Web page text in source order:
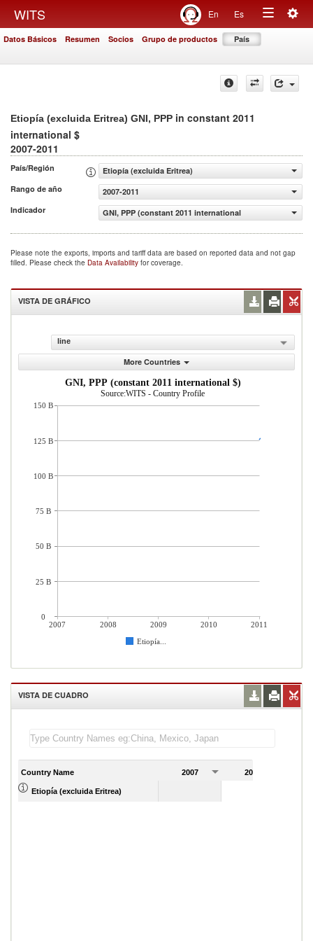
WITS En Es
Toggle
Datos Básicos Resumen Socios Grupo de productos País
Etiopía (excluida Eritrea) GNI, PPP in constant 2011
international $
2007-2011
País/Región
Etiopía (excluida Eritrea)
Rango de año
2007-2011
Indicador
GNI, PPP (constant 2011 international $)
Please note the exports, imports and tariff data are based on reported data and not gap
filled. Please check the Data Availability for coverage.
VISTA DE GRÁFICO
line
More Countries
GNI, PPP (constant 2011 international $)
Source:WITS - Country Profile
2007 2008 2009 2010
2011
Etiopía...
150 B
125 B
100 B
75 B
50 B
25 B
0
VISTA DE CUADRO
Country Name 2007 2008
Etiopía (excluida Eritrea)